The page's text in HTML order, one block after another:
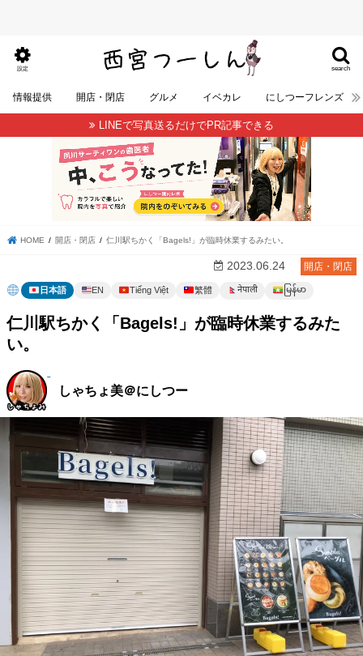
search
設定
情報提供 開店・閉店 グルメ イベカレ にしつーフレンズ
LINEで写真送るだけでPR記事できる
HOME 開店・閉店 仁川駅ちかく「Bagels!」が臨時休業するみたい。
開店・閉店
2023.06.24
日本語 EN Tiếng Việt 繁體 नेपाली မြန်မာ
仁川駅ちかく「Bagels!」が臨時休業するみた
い。
しゃちょ美＠にしつー